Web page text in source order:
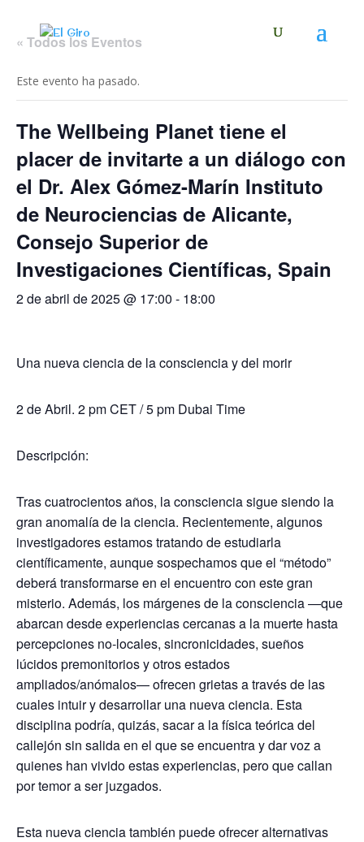
« Todos los Eventos
Este evento ha pasado.
The Wellbeing Planet tiene el
placer de invitarte a un diálogo con
el Dr. Alex Gómez-Marín Instituto
de Neurociencias de Alicante,
Consejo Superior de
Investigaciones Científicas, Spain
2 de abril de 2025 @ 17:00 - 18:00
Una nueva ciencia de la consciencia y del morir
2 deAbril. 2 pm CET/5 pm Dubai Time
Descripción:
Tras cuatrocientos años, la consciencia sigue siendo la
gran anomalía de la ciencia. Recientemente, algunos
investigadores estamos tratando de estudiarla
científicamente, aunque sospechamos que el “método”
deberá transformarse en el encuentro con este gran
misterio. Además, los márgenes de la consciencia —que
abarcan desde experiencias cercanas a la muerte hasta
percepciones no-locales, sincronicidades, sueños
lúcidos premonitorios y otros estados
ampliados/anómalos— ofrecen grietas a través de las
cuales intuir y desarrollar una nueva ciencia. Esta
disciplina podría, quizás, sacar a la física teórica del
callejón sin salida en el que se encuentra y dar voz a
quienes han vivido estas experiencias, pero que callan
por temor a ser juzgados.
Esta nueva ciencia también puede ofrecer alternativas